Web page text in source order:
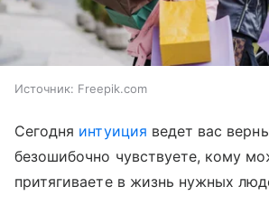
Источник: Freepik.com
Сегодня интуиция ведет вас
безошибочно чувствуете, кому
притягиваете в жизнь нужных